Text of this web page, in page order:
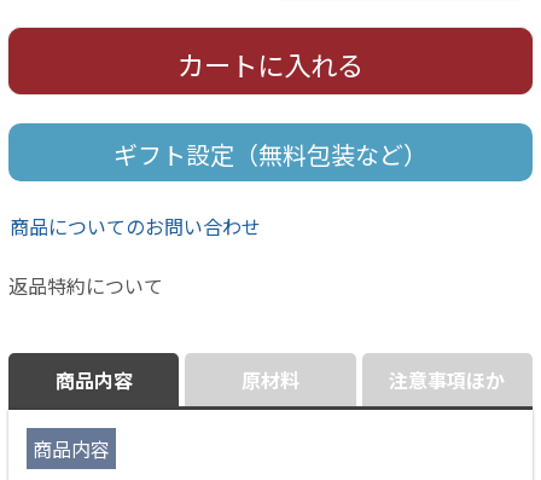
カートに入れる
ギフト設定（無料包装など）
商品についてのお問い合わせ
返品特約について
商品内容
商品内容
原材料 注意事項ほか